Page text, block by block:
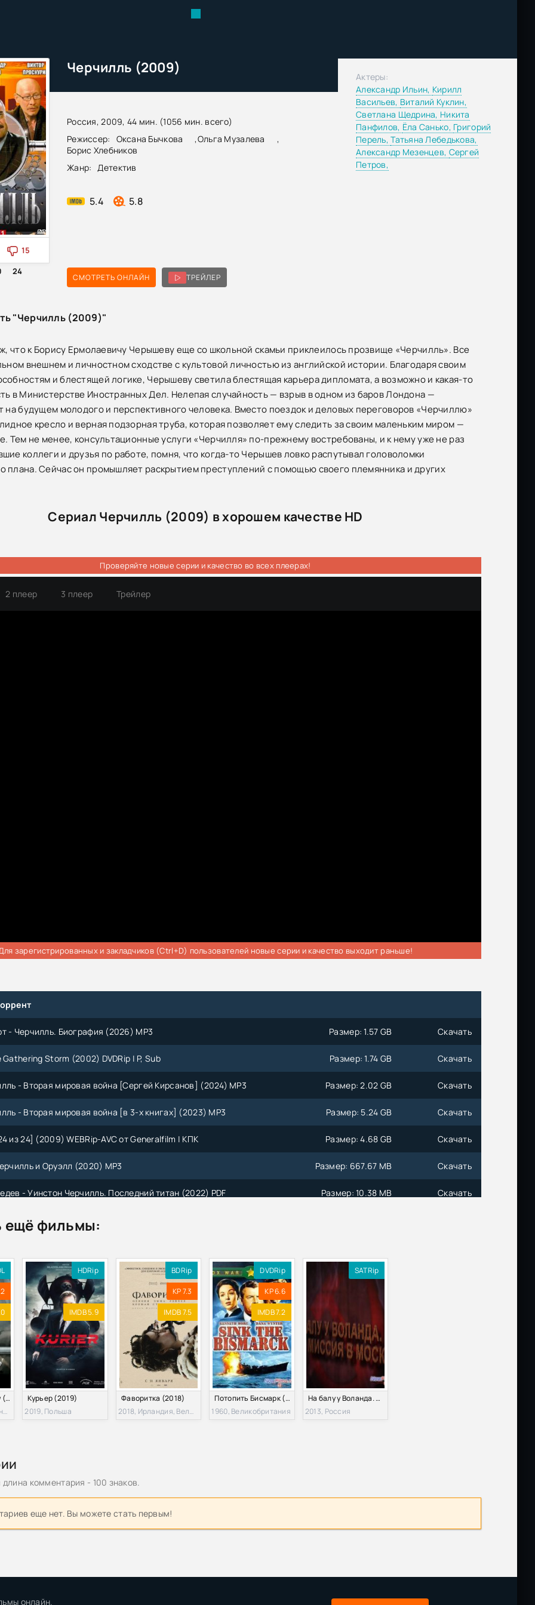
Черчилль (2009)
Россия, 2009, 44 мин. (1056 мин. всего)
Режиссер:
Оксана Бычкова ,Ольга Музалева
,
Борис Хлебников
Жанр:
Детектив
5.4 5.8
15
24
СМОТРЕТЬ ОНЛАЙН ТРЕЙЛЕР
Актеры:
Александр Ильин, Кирилл
Васильев, Виталий Куклин,
Светлана Щедрина, Никита
Панфилов, Ёла Санько, Григорий
Перель,Татьяна Лебедькова,
Александр Мезенцев, Сергей
Петров,
"Черчилль (2009)"
что к Борису Ермолаевичу Черышеву еще со школьной скамьи приклеилось прозвище «Черчилль». Все
внешнем и личностном сходстве с культовой личностью из английской истории. Благодаря своим
и блестящей логике, Черышеву светила блестящая карьера дипломата, а возможно и какая-то
в Министерстве Иностранных Дел. Нелепая случайность — взрыв в одном из баров Лондона —
на будущем молодого и перспективного человека. Вместо поездок и деловых переговоров «Черчиллю»
кресло и верная подзорная труба, которая позволяет ему следить за своим маленьким миром —
Тем не менее, консультационные услуги «Черчилля» по-прежнему востребованы, и к нему уже не раз
коллеги и друзья по работе, помня, что когда-то Черышев ловко распутывал головоломки
плана. Сейчас он промышляет раскрытием преступлений с помощью своего племянника и других
Сериал Черчилль (2009) в хорошем качестве HD
Проверяйте новые серии и качество во всех плеерах!
2 плеер 3 плеер Трейлер
зарегистрированных и закладчиков (Ctrl+D) пользователей новые серии и качество выходит раньше!
- Черчилль. Биография (2026) MP3 Размер: 1.57 GB Скачать
Storm (2002) DVDRip | P, Sub Размер: 1.74 GB Скачать
- Вторая мировая война [Сергей Кирсанов] (2024) МР3 Размер: 2.02 GB Скачать
- Вторая мировая война [в 3-х книгах] (2023) МР3 Размер: 5.24 GB Скачать
из 24] (2009) WEBRip-AVC от Generalfilm | КПК Размер: 4.68 GB Скачать
и Оруэлл (2020) МР3 Размер: 667.67 MB Скачать
- Уинстон Черчилль. Последний титан (2022) PDF Размер: 10.38 MB Скачать
Черчилль, Рузвельт (2009) DVB
МР3
- Черчилль 1911–1914. Власть. Действие. Организация.
дни (2017) MP3
Размер: 618.84 MB
- Черчилль. Биография (2017) MP3 Размер: 930.40 MB
- Черчилль: быть лидером (2017) MP3 Размер: 465.80 MB
- Черчилль. Против течения (2017) MP3 Размер: 788.39 MB
- Уинстон Черчилль. Английский бульдог (2019) МР3. Размер: 299.10 MB
из 24] (2009) WEBRip-AVC Размер: 14.05 GB Скачать
Тайный план Черчилля (2018) SATRip
ещё фильмы:
Навстречу шторму (2009)
2009, Великобритания, США
HDRip
IMDB 5.9
Курьер (2019)
2019, Польша
BDRip
KP 7.3
IMDB 7.5
Фаворитка (2018)
2018, Ирландия, Великобритания, США
DVDRip
KP 6.6
IMDB 7.2
Потопить Бисмарк (1960)
1960, Великобритания
SATRip
На балу у Воланда. Миссия в Москву (2013)
2013, Россия
комментария - 100 знаков.
еще нет. Вы можете стать первым!
онлайн.